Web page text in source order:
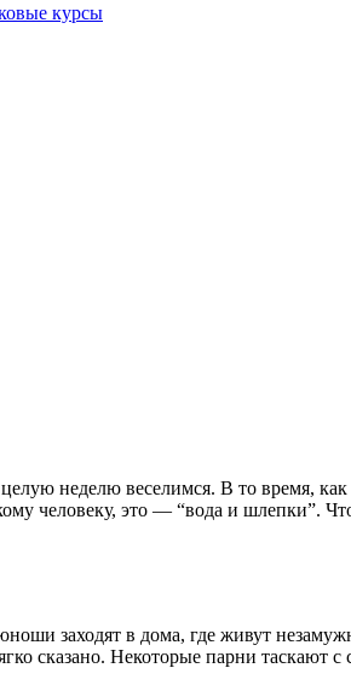
курсы
неделю веселимся. В то время, как
человеку, это — “вода и шлепки”.
заходят в дома, где живут
сказано. Некоторые парни таскают с